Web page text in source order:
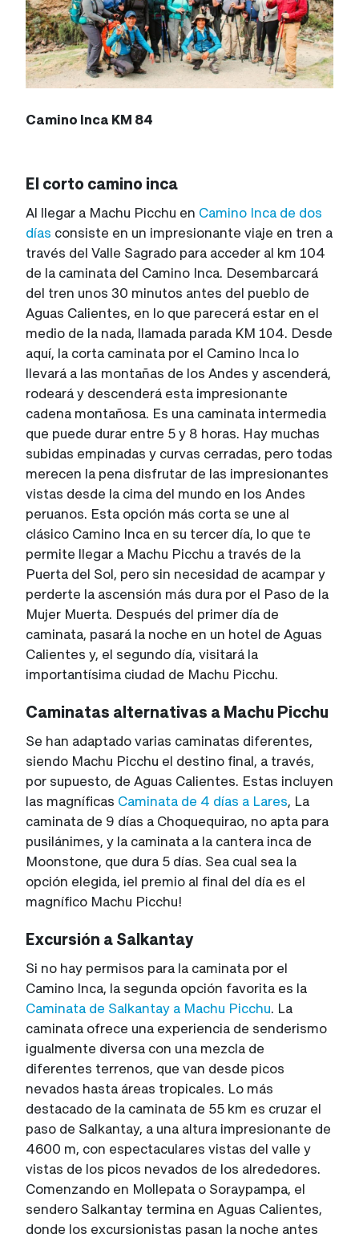
Camino Inca KM 84
El corto camino inca
Al llegar a Machu Picchu en Camino Inca de dos
días consiste en un impresionante viaje en tren a
través del Valle Sagrado para acceder al km 104
de la caminata del Camino Inca. Desembarcará
del tren unos 30 minutos antes del pueblo de
Aguas Calientes, en lo que parecerá estar en el
medio de la nada, llamada parada KM 104. Desde
aquí, la corta caminata por el Camino Inca lo
llevará a las montañas de los Andes y ascenderá,
rodeará y descenderá esta impresionante
cadena montañosa. Es una caminata intermedia
que puede durar entre 5 y 8 horas. Hay muchas
subidas empinadas y curvas cerradas, pero todas
merecen la pena disfrutar de las impresionantes
vistas desde la cima del mundo en los Andes
peruanos. Esta opción más corta se une al
clásico Camino Inca en su tercer día, lo que te
permite llegar a Machu Picchu a través de la
Puerta del Sol, pero sin necesidad de acampar y
perderte la ascensión más dura por el Paso de la
Mujer Muerta. Después del primer día de
caminata, pasará la noche en un hotel de Aguas
Calientes y, el segundo día, visitará la
importantísima ciudad de Machu Picchu.
Caminatas alternativas a Machu Picchu
Se han adaptado varias caminatas diferentes,
siendo Machu Picchu el destino final, a través,
por supuesto, de Aguas Calientes. Estas incluyen
las magníficas Caminata de 4 días a Lares, La
caminata de 9 días a Choquequirao, no apta para
pusilánimes, y la caminata a la cantera inca de
Moonstone, que dura 5 días. Sea cual sea la
opción elegida, ¡el premio al final del día es el
magnífico Machu Picchu!
Excursión a Salkantay
Si no hay permisos para la caminata por el
Camino Inca, la segunda opción favorita es la
Caminata de Salkantay a Machu Picchu. La
caminata ofrece una experiencia de senderismo
igualmente diversa con una mezcla de
diferentes terrenos, que van desde picos
nevados hasta áreas tropicales. Lo más
destacado de la caminata de 55 km es cruzar el
paso de Salkantay, a una altura impresionante de
4600 m, con espectaculares vistas del valle y
vistas de los picos nevados de los alrededores.
Comenzando en Mollepata o Soraypampa, el
sendero Salkantay termina en Aguas Calientes,
donde los excursionistas pasan la noche antes